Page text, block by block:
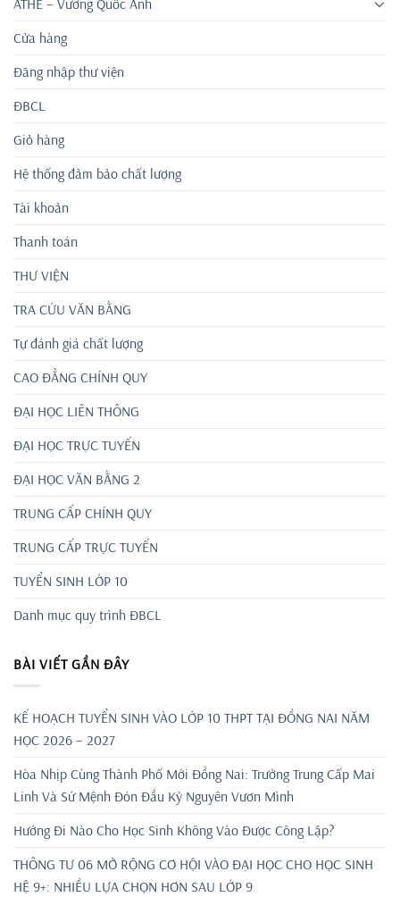
Cửa hàng
Đăng nhập thư viện
ĐBCL
Giỏ hàng
Hệ thống đảm bảo chất lượng
Tài khoản
Thanh toán
THƯ VIỆN
TRA CỨU VĂN BẰNG
Tự đánh giá chất lượng
CAO ĐẲNG CHÍNH QUY
ĐẠI HỌC LIÊN THÔNG
ĐẠI HỌC TRỰC TUYẾN
ĐẠI HỌC VĂN BẰNG 2
TRUNG CẤP CHÍNH QUY
TRUNG CẤP TRỰC TUYẾN
TUYỂN SINH LỚP 10
Danh mục quy trình ĐBCL
BÀI VIẾT GẦN ĐÂY
KẾ HOẠCH TUYỂN SINH VÀO LỚP 10 THPT TẠI ĐỒNG NAI NĂM
HỌC 2026 – 2027
Hòa Nhịp Cùng Thành Phố Mới Đồng Nai: Trường Trung Cấp Mai
Linh Và Sứ Mệnh Đón Đầu Kỷ Nguyên Vươn Mình
Hướng Đi Nào Cho Học Sinh Không Vào Được Công Lập?
THÔNG TƯ 06 MỞ RỘNG CƠ HỘI VÀO ĐẠI HỌC CHO HỌC SINH
HỆ 9+: NHIỀU LỰA CHỌN HƠN SAU LỚP 9